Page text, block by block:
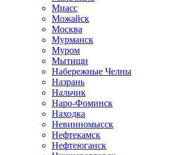
Миасс
Можайск
Москва
Мурманск
Муром
Мытищи
Набережные Челны
Назрань
Нальчик
Наро-Фоминск
Находка
Невинномысск
Нефтекамск
Нефтеюганск